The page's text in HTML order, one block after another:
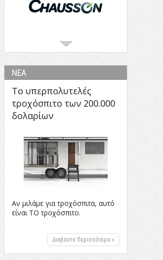
ΝΕΑ
Το υπερπολυτελές
τροχόσπιτο των 200.000
δολαρίων
Αν μιλάμε για τροχόσπιτα, αυτό
είναι ΤΟ τροχόσπιτο.
Διαβάστε Περισσότερα »